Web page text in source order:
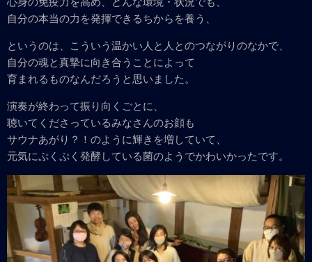
自分の本当の力を発揮できるちからを養う、
というのは、こういう温かい人と人とのつながりのなかで、
自分の魂と真摯に向き合うことによって
育まれるものなんだろうと思いました。
演奏が終わって振り向くごとに、
聴いてくださっているみなさんのお顔も
サウナあがり？！のように輝きを増していて、
元気にぷくぷく発酵している菌のようでかわいかったです。